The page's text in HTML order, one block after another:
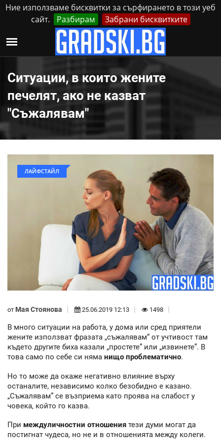
Ние използваме бисквитки за сърфирането в този уеб
сайт.
Разбирам Забрани бисквитките
Неделя, 9 Август, 2026 Реклама Контакти
Ситуации, в които жените
печелят, ако не казват
"Съжалявам"
ЛАЙФСТАЙЛ
от Мая Стоянова 25.06.2019 12:13 1498
В много ситуации на работа, у дома или сред приятели
жените използват фразата „съжалявам“ от учтивост там
където другите биха казали „простете” или „извинете”. В
това само по себе си няма нищо проблематично.
Но то може да окаже негативно влияние върху
останалите, независимо колко безобидно е казано.
„Съжалявам” се възприема като проява на слабост у
човека, който го казва.
При междуличностни отношения тези думи могат да
постигнат чудеса, но не и в отношенията между колеги.